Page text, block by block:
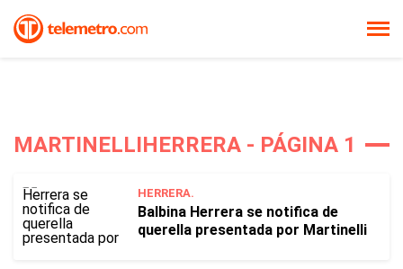
MARTINELLIHERRERA - PÁGINA 1
HERRERA.
Balbina Herrera se notifica de
querella presentada por Martinelli